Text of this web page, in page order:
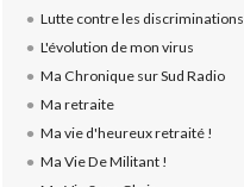
Lutte contre les discriminations
L'évolution de mon virus
Ma Chronique sur Sud Radio
Ma retraite
Ma vie d'heureux retraité !
Ma Vie De Militant !